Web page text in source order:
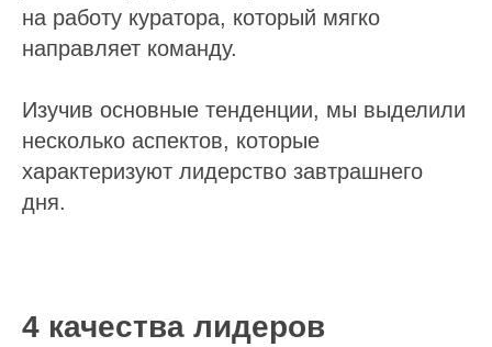
на работу куратора, который мягко
направляет команду.
Изучив основные тенденции, мы выделили
несколько аспектов, которые
характеризуют лидерство завтрашнего
дня.
4 качества лидеров